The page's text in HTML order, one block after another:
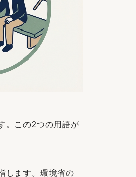
。この2つの用語が
します。環境省の